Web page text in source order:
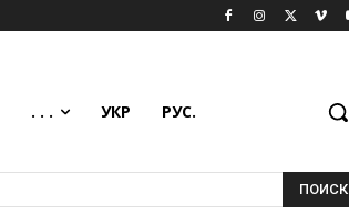
. . . УКР РУС.
ПОИСК